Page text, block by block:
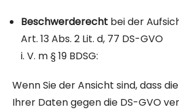
Beschwerderecht bei der
Art. 13 Abs. 2 Lit. d, 77 DS-GVO
i. V. m § 19 BDSG:
Wenn Sie der Ansicht sind, dass
Ihrer Daten gegen die DS-GVO